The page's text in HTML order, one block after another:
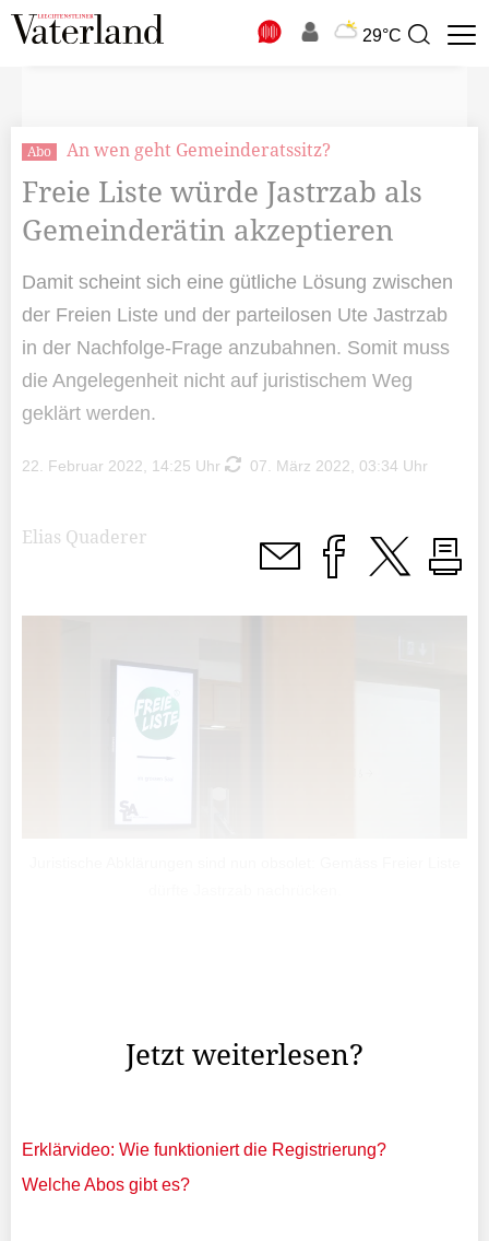
29°C
Suchbegriff
Abo An wen geht Gemeinderatssitz?
Freie Liste würde Jastrzab als
Gemeinderätin akzeptieren
Damit scheint sich eine gütliche Lösung zwischen
der Freien Liste und der parteilosen Ute Jastrzab
in der Nachfolge-Frage anzubahnen. Somit muss
die Angelegenheit nicht auf juristischem Weg
geklärt werden.
22. Februar 2022, 14:25 Uhr 07. März 2022, 03:34 Uhr
Elias Quaderer
Jetzt weiterlesen?
Erklärvideo: Wie funktioniert die Registrierung?
Welche Abos gibt es?